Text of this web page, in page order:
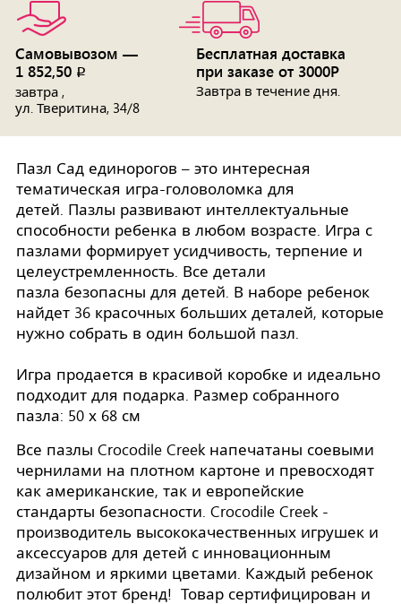
Самовывозом —
1 852,50 p
завтра ,
ул. Тверитина, 34/8
Бесплатная доставка
при заказе от 3000Р
Завтра в течение дня.
Пазл Сад единорогов – это интересная
тематическая игра-головоломка для
детей. Пазлы развивают интеллектуальные
способности ребенка в любом возрасте. Игра с
пазлами формирует усидчивость, терпение и
целеустремленность. Все детали
пазла безопасны для детей. В наборе ребенок
найдет 36 красочных больших деталей, которые
нужно собрать в один большой пазл.
Игра продается в красивой коробке и идеально
подходит для подарка. Размер собранного
пазла: 50 х 68 см
Все пазлы Crocodile Creek напечатаны соевыми
чернилами на плотном картоне и превосходят
как американские, так и европейские
стандарты безопасности. Crocodile Creek -
производитель высококачественных игрушек и
аксессуаров для детей с инновационным
дизайном и яркими цветами. Каждый ребенок
полюбит этот бренд! Товар сертифицирован и